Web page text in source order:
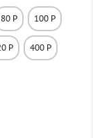
80 P 100 P
P 400 P